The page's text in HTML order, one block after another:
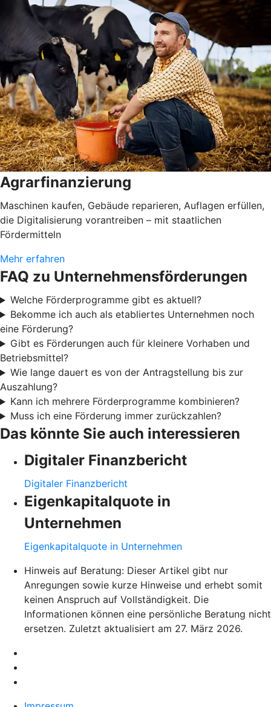
Agrarfinanzierung
Maschinen kaufen, Gebäude reparieren, Auflagen erfüllen,
die Digitalisierung vorantreiben – mit staatlichen
Fördermitteln
Mehr erfahren
FAQ zu Unternehmensförderungen
Welche Förderprogramme gibt es aktuell?
Bekomme ich auch als etabliertes Unternehmen noch
eine Förderung?
Gibt es Förderungen auch für kleinere Vorhaben und
Betriebsmittel?
Wie lange dauert es von der Antragstellung bis zur
Auszahlung?
Kann ich mehrere Förderprogramme kombinieren?
Muss ich eine Förderung immer zurückzahlen?
Das könnte Sie auch interessieren
Digitaler Finanzbericht
Digitaler Finanzbericht
Eigenkapitalquote in
Unternehmen
Eigenkapitalquote in Unternehmen
Hinweis auf Beratung: Dieser Artikel gibt nur
Anregungen sowie kurze Hinweise und erhebt somit
keinen Anspruch auf Vollständigkeit. Die
Informationen können eine persönliche Beratung nicht
ersetzen. Zuletzt aktualisiert am 27. März 2026.